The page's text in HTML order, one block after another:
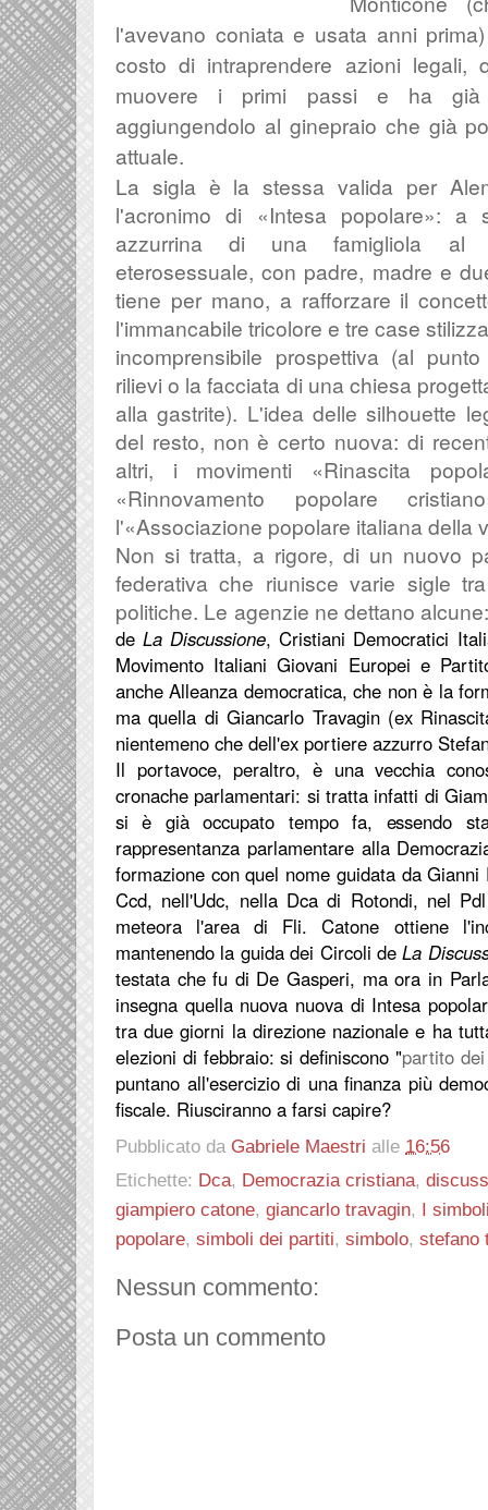
l'avevano coniata e usata anni
costo di intraprendere azioni legali,
muovere i primi passi e ha già
aggiungendolo al ginepraio che già
attuale.
La sigla è la stessa valida per
l'acronimo di «Intesa popolare»: a
azzurrina di una famigliola al
eterosessuale, con padre, madre e
tiene per mano, a rafforzare il
l'immancabile tricolore e tre case
incomprensibile prospettiva (al
rilievi o la facciata di una chiesa
alla gastrite). L'idea delle silhouette
del resto, non è certo nuova: di
altri, i movimenti «Rinascita
«Rinnovamento popolare
l'«Associazione popolare italiana della
Non si tratta, a rigore, di un nuovo
federativa che riunisce varie sigle
politiche. Le agenzie ne dettano
deLa Discussione, Cristiani Democratici
Movimento Italiani Giovani Europei e
anche Alleanza democratica, che non è la
ma quella di Giancarlo Travagin (ex
nientemeno che dell'ex portiere azzurro
Il portavoce, peraltro, è una vecchia
cronache parlamentari: si tratta infatti di
si è già occupato tempo fa, essendo
rappresentanza parlamentare alla
formazione con quel nome guidata da
Ccd, nell'Udc, nella Dca di Rotondi, nel
meteora l'area di Fli. Catone ottiene
mantenendo la guida dei Circoli deLa
testata che fu di De Gasperi, ma ora in
insegna quella nuova nuova di Intesa
tra due giorni la direzione nazionale e ha
elezioni di febbraio: si definiscono "partito
puntano all'esercizio di una finanza più
fiscale. Riusciranno a farsi capire?
Pubblicato da Gabriele Maestri alle 16:56
Etichette: Dca, Democrazia cristiana,
giampiero catone, giancarlo travagin, I
popolare, simboli dei partiti, simbolo, stefano
Nessun commento:
Posta un commento